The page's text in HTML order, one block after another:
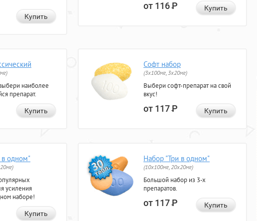
Купить
от 116Р Купить
наиболее
препарат.
Купить
Софт набор
(3x100мг, 3x20мг)
Выбери софт-препарат на свой
вкус!
от 117Р Купить
в одном"
усиления
наборе!
Купить
Набор "Три в одном"
(10x100мг, 20x20мг)
Большой набор из 3-х
препаратов.
от 117Р Купить